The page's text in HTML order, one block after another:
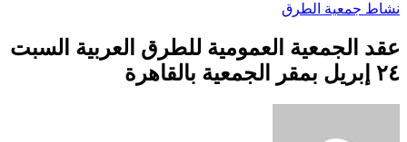
نشاط جمعية الطرق
عقد الجمعية العمومية للطرق العربية السبت
٢٤ إبريل بمقر الجمعية بالقاهرة